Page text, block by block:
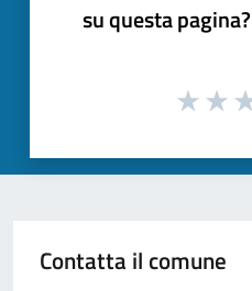
su questa pagina?
Contatta il comune